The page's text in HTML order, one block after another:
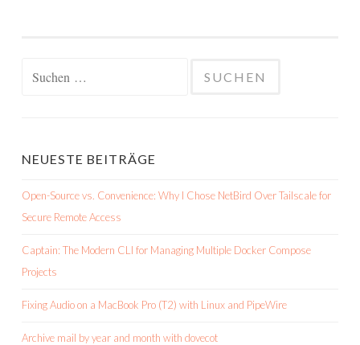
NEUESTE BEITRÄGE
Open-Source vs. Convenience: Why I Chose NetBird Over Tailscale for
Secure Remote Access
Captain: The Modern CLI for Managing Multiple Docker Compose
Projects
Fixing Audio on a MacBook Pro (T2) with Linux and PipeWire
Archive mail by year and month with dovecot